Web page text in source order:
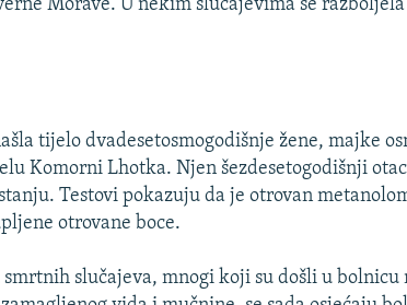
Morave. U nekim slučajevima se
tijelo dvadesetosmogodišnje žene, majke
Komorni Lhotka. Njen šezdesetogodišnji
Testovi pokazuju da je otrovan
otrovane boce.
slučajeva, mnogi koji su došli u bolnicu